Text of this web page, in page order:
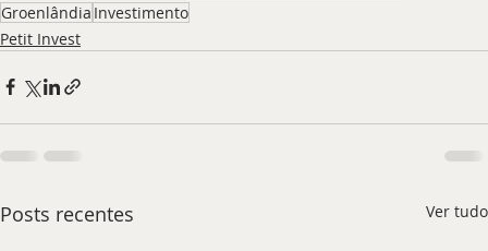
Groenlândia Investimento
Petit Invest
Posts recentes Ver tudo